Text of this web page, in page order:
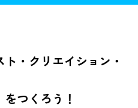
・クリエイション・
をつくろう！